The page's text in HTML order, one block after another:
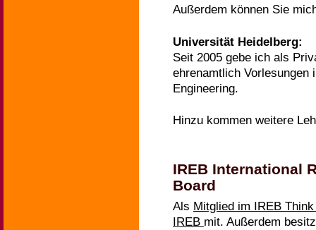
Außerdem können Sie
Universität Heidelberg:
Seit 2005 gebe ich als
ehrenamtlich Vorlesungen
Engineering.
Hinzu kommen weitere
IREB International
Board
Als Mitglied im IREB
IREB mit. Außerdem